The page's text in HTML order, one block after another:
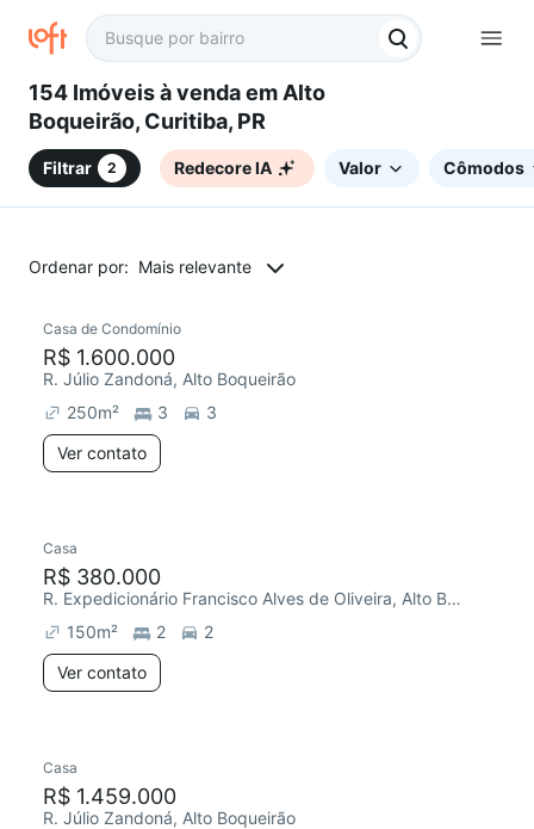
154 Imóveis à venda em Alto
Boqueirão, Curitiba, PR
Filtrar 2 Redecore IA Valor Cômodos
Ordenar por: Mais relevante
Redecorar
Casa de Condomínio
R$ 1.600.000
R. Júlio Zandoná, Alto Boqueirão
250m² 3
3
Ver contato
Casa
R$ 380.000
R. Expedicionário Francisco Alves de Oliveira, Alto Boqueirão
150m² 2
2
Ver contato
Casa
R$ 1.459.000
R. Júlio Zandoná, Alto Boqueirão